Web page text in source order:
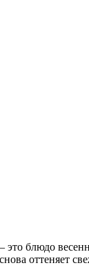
блюдо
оттеняет